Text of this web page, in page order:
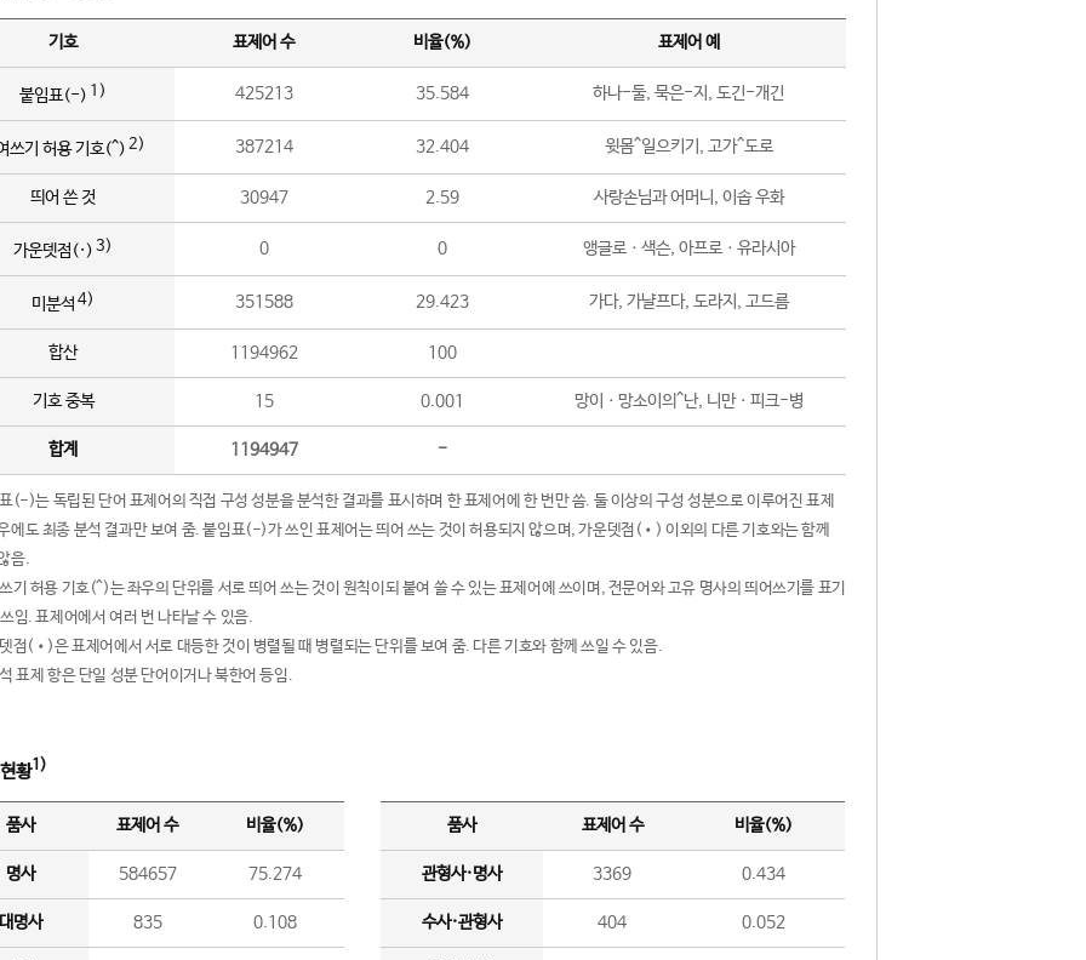
기호 표제어 수 비율(%) 표제어 예
붙임표(-) 1) 425213 35.584 하나-둘, 묵은-지, 도긴-개긴
쓰기 허용 기호(^) 2) 387214 32.404 윗몸^일으키기, 고가^도로
띄어 쓴 것 30947 2.59 사랑손님과 어머니, 이솝 우화
가운뎃점(·) 3) 0 0 앵글로ㆍ색슨, 아프로ㆍ유라시아
미분석 4) 351588 29.423 가다, 가냘프다, 도라지, 고드름
합산 1194962 100
기호 중복 15 0.001 망이ㆍ망소이의^난, 니만ㆍ피크-병
합계 1194947 -
(-)는 독립된 단어 표제어의 직접 구성 성분을 분석한 결과를 표시하며 한 표제어에 한 번만 씀. 둘 이상의 구성 성분으로 이루어진 표제
에도 최종 분석 결과만 보여 줌. 붙임표(-)가 쓰인 표제어는 띄어 쓰는 것이 허용되지 않으며, 가운뎃점(•) 이외의 다른 기호와는 함께
음.
기 허용 기호(^)는 좌우의 단위를 서로 띄어 쓰는 것이 원칙이되 붙여 쓸 수 있는 표제어에 쓰이며, 전문어와 고유 명사의 띄어쓰기를 표기
임. 표제어에서 여러 번 나타날 수 있음.
점(•)은 표제어에서 서로 대등한 것이 병렬될 때 병렬되는 단위를 보여 줌. 다른 기호와 함께 쓰일 수 있음.
표제 항은 단일 성분 단어이거나 북한어 등임.
황1)
품사 표제어 수 비율(%)
명사 584657 75.274
명사 835 0.108
품사 표제어 수 비율(%)
관형사·명사 3369 0.434
수사·관형사 404 0.052